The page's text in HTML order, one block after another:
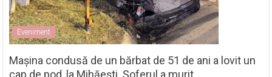
Eveniment
Mașina condusă de un bărbat de 51 de ani a lovit un
cap de pod, la Mihăești. Șoferul a murit